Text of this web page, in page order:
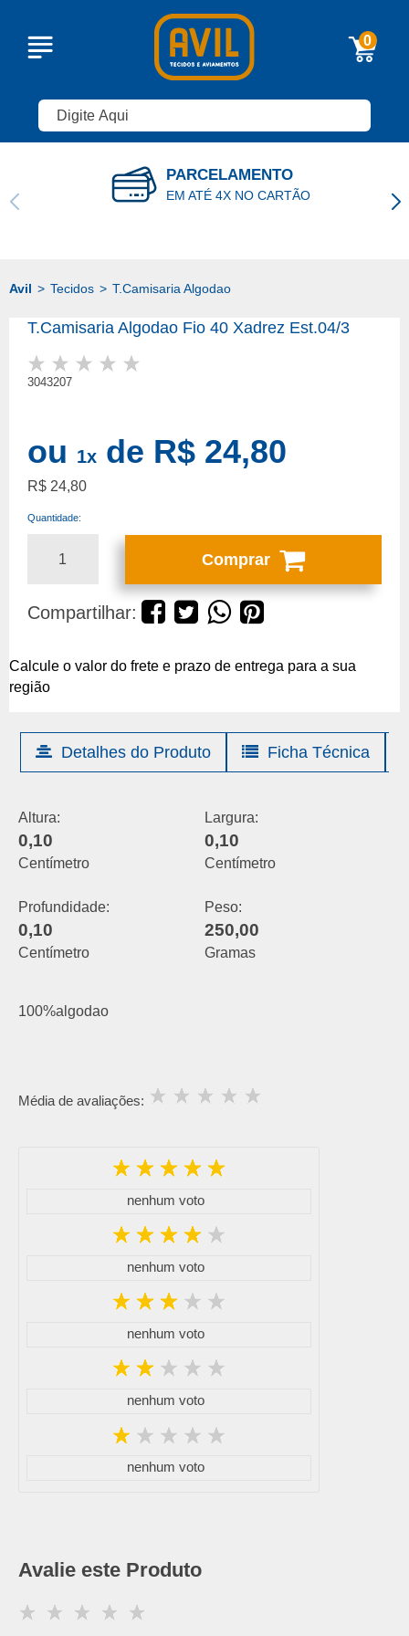
0
PARCELAMENTO
EM ATÉ 4X NO CARTÃO
Tecidos T.Camisaria Algodao
T.Camisaria Algodao Fio 40 Xadrez Est.04/3
3043207
R$ 24,80
ou 1x de R$ 24,80
Quantidade:
Comprar
Compartilhar:
Calcule o valor do frete e prazo de entrega para a sua
região
Detalhes do Produto Ficha Técnica
Altura:
0,10
Centímetro
Largura:
0,10
Centímetro
Profundidade:
0,10
Centímetro
Peso:
250,00
Gramas
100%algodao
Média de avaliações:
nenhum voto
nenhum voto
nenhum voto
nenhum voto
nenhum voto
Avalie este Produto